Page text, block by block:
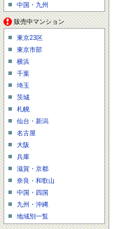
中国・九州
販売中マンション
東京23区
東京市部
横浜
千葉
埼玉
茨城
札幌
仙台・新潟
名古屋
大阪
兵庫
滋賀・京都
奈良・和歌山
中国・四国
九州・沖縄
地域別一覧